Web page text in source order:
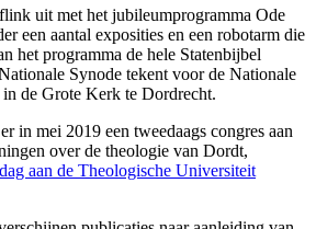
uit met het jubileumprogramma Ode
een aantal exposities en een robotarm die
het programma de hele Statenbijbel
Synode tekent voor de Nationale
de Grote Kerk te Dordrecht.
in mei 2019 een tweedaags congres aan
over de theologie van Dordt,
aan de Theologische Universiteit